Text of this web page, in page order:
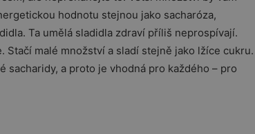
hodnotu stejnou jako sacharóza,
Ta umělá sladidla zdraví příliš neprospívají.
malé množství a sladí stejně jako lžíce cukru.
sacharidy, a proto je vhodná pro každého – pro